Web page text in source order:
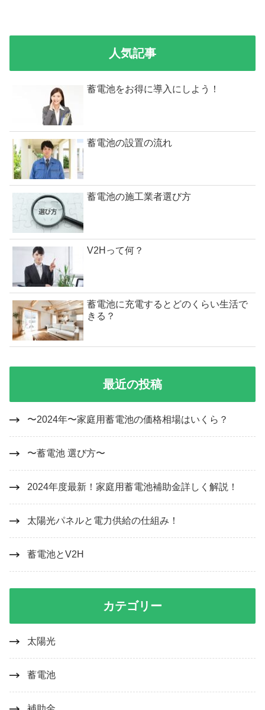
人気記事
蓄電池をお得に導入にしよう！
蓄電池の設置の流れ
蓄電池の施工業者選び方
V2Hって何？
蓄電池に充電するとどのくらい生活で
きる？
最近の投稿
〜2024年〜家庭用蓄電池の価格相場はいくら？
〜蓄電池 選び方〜
2024年度最新！家庭用蓄電池補助金詳しく解説！
太陽光パネルと電力供給の仕組み！
蓄電池とV2H
カテゴリー
太陽光
蓄電池